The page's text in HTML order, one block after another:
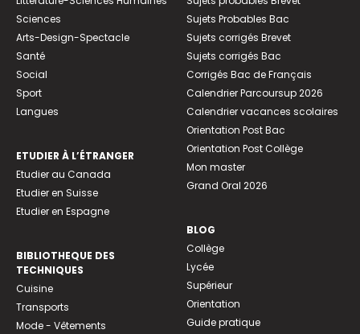
Sciences
Arts-Design-Spectacle
Santé
Social
Sport
Langues
ETUDIER À L’ÉTRANGER
Etudier au Canada
Etudier en Suisse
Etudier en Espagne
BIBLIOTHEQUE DES
TECHNIQUES
Cuisine
Transports
Mode - Vêtements
Sujets Probables Bac
Sujets corrigés Brevet
Sujets corrigés Bac
Corrigés Bac de Français
Calendrier Parcoursup 2026
Calendrier vacances scolaires
Orientation Post Bac
Orientation Post Collège
Mon master
Grand Oral 2026
BLOG
Collège
Lycée
Supérieur
Orientation
Guide pratique